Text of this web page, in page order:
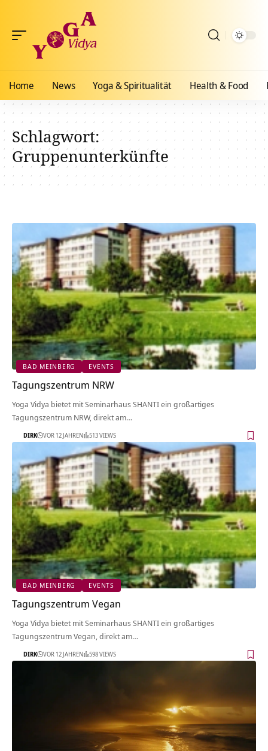
Home News Yoga & Spiritualität Health & Food
Schlagwort:
Gruppenunterkünfte
BAD MEINBERG EVENTS
Tagungszentrum NRW
Yoga Vidya bietet mit Seminarhaus SHANTI ein großartiges
Tagungszentrum NRW, direkt am…
DIRK VOR 12 JAHREN 513 VIEWS
BAD MEINBERG EVENTS
Tagungszentrum Vegan
Yoga Vidya bietet mit Seminarhaus SHANTI ein großartiges
Tagungszentrum Vegan, direkt am…
DIRK VOR 12 JAHREN 598 VIEWS